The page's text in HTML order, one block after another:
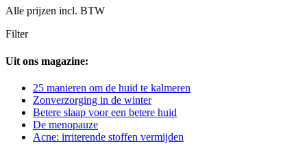
Alle prijzen incl. BTW
Filter
Uit ons magazine:
25 manieren om de huid te kalmeren
Zonverzorging in de winter
Betere slaap voor een betere huid
De menopauze
Acne: irriterende stoffen vermijden